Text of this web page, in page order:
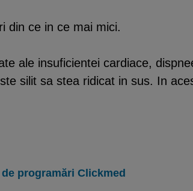
din ce in ce mai mici.
ale insuficientei cardiace,
silit sa stea ridicat in sus. In
programări Clickmed